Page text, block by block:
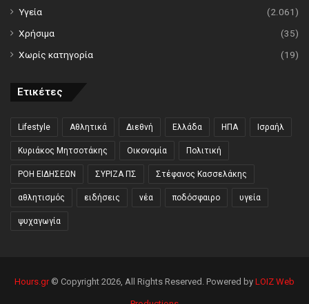
Υγεία
(2.061)
Χρήσιμα
(35)
Χωρίς κατηγορία
(19)
Ετικέτες
Lifestyle Αθλητικά Διεθνή Ελλάδα ΗΠΑ Ισραήλ
Κυριάκος Μητσοτάκης Οικονομία Πολιτική
ΡΟΗ ΕΙΔΗΣΕΩΝ ΣΥΡΙΖΑ ΠΣ Στέφανος Κασσελάκης
αθλητισμός ειδήσεις νέα ποδόσφαιρο υγεία
ψυχαγωγία
Hours.gr© Copyright 2026, All Rights Reserved. Powered by LOIZ Web